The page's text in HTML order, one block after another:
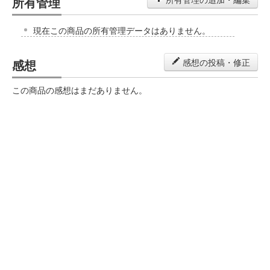
現在この商品の所有管理データはありません。
感想 感想の投稿・修正
この商品の感想はまだありません。